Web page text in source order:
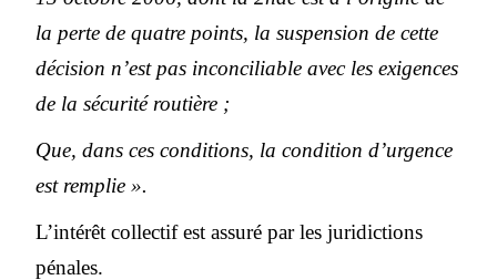
la perte de quatre points, la suspension de cette
décision n’est pas inconciliable avec les exigences
de la sécurité routière ;
Que, dans ces conditions, la condition d’urgence
est remplie ».
L’intérêt collectif est assuré par les juridictions
pénales.